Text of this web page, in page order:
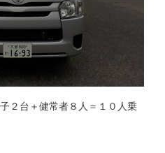
台＋健常者８人＝１０人乗